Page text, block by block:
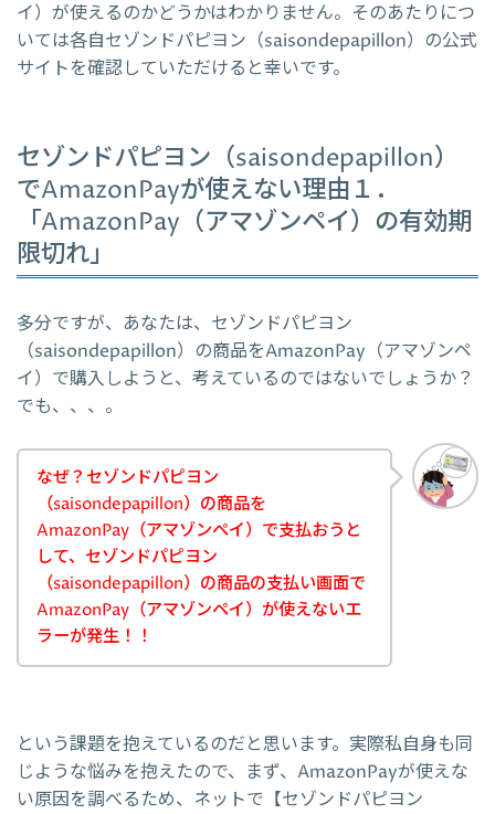
イ）が使えるのかどうかはわかりません。そのあたりにつ
いては各自セゾンドパピヨン（saisondepapillon）の公式
サイトを確認していただけると幸いです。
セゾンドパピヨン（saisondepapillon）
でAmazonPayが使えない理由１．
「AmazonPay（アマゾンペイ）の有効期
限切れ」
多分ですが、あなたは、セゾンドパピヨン
（saisondepapillon）の商品をAmazonPay（アマゾンペ
イ）で購入しようと、考えているのではないでしょうか？
でも、、、。
なぜ？セゾンドパピヨン
（saisondepapillon）の商品を
AmazonPay（アマゾンペイ）で支払おうと
して、セゾンドパピヨン
（saisondepapillon）の商品の支払い画面で
AmazonPay（アマゾンペイ）が使えないエ
ラーが発生！！
という課題を抱えているのだと思います。実際私自身も同
じような悩みを抱えたので、まず、AmazonPayが使えな
い原因を調べるため、ネットで【セゾンドパピヨン